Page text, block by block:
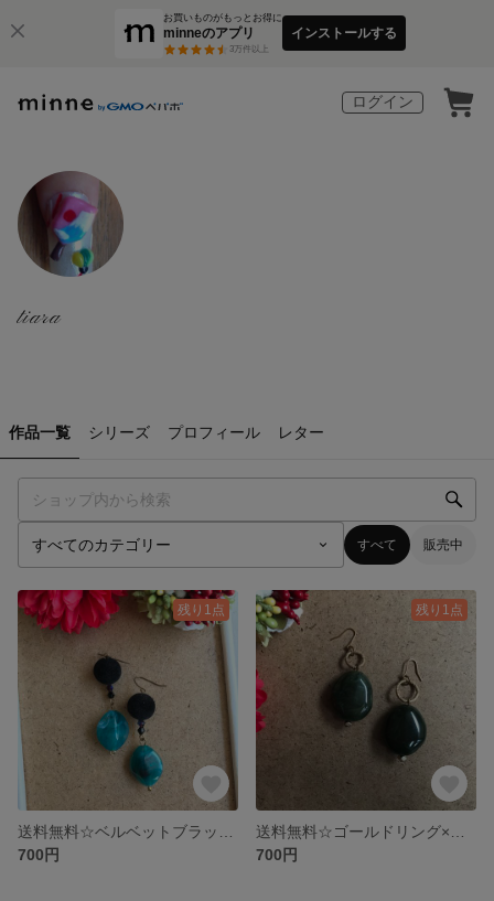
お買いものがもっとお得に
minneのアプリ
3万件以上
インストールする
ログイン
tiara
作品一覧 シリーズ プロフィール レター
すべて 販売中
残り1点
700円
残り1点
700円